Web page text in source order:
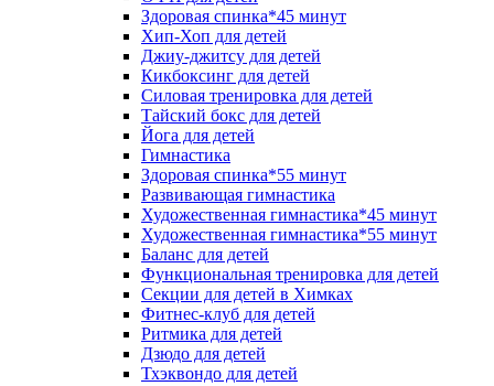
Здоровая спинка*45 минут
Хип-Хоп для детей
Джиу-джитсу для детей
Кикбоксинг для детей
Силовая тренировка для детей
Тайский бокс для детей
Йога для детей
Гимнастика
Здоровая спинка*55 минут
Развивающая гимнастика
Художественная гимнастика*45 минут
Художественная гимнастика*55 минут
Баланс для детей
Функциональная тренировка для детей
Секции для детей в Химках
Фитнес-клуб для детей
Ритмика для детей
Дзюдо для детей
Тхэквондо для детей